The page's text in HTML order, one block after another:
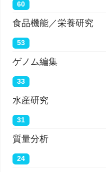
60
食品機能／栄養研究
53
ゲノム編集
33
水産研究
31
質量分析
24